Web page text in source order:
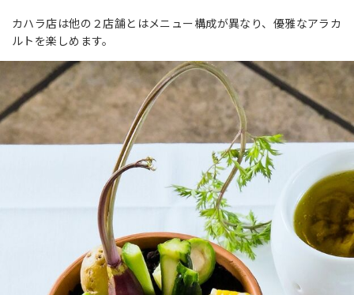
カハラ店は他の２店舗とはメニュー構成が異なり、優雅なアラカ
ルトを楽しめます。